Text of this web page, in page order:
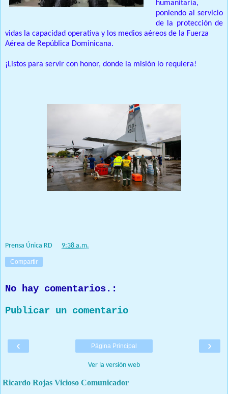
humanitaria,
poniendo al servicio
de la protección de
vidas la capacidad operativa y los medios aéreos de la Fuerza
Aérea de República Dominicana.
¡Listos para servir con honor, donde la misión lo requiera!
Prensa Única RD 9:38 a.m.
Compartir
No hay comentarios.:
Publicar un comentario
‹ ›
Página Principal
Ver la versión web
Ricardo Rojas Vicioso Comunicador